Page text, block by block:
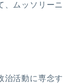
、ムッソリーニ
治活動に専念す